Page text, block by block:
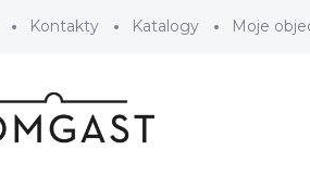
Kontakty Katalogy Moje